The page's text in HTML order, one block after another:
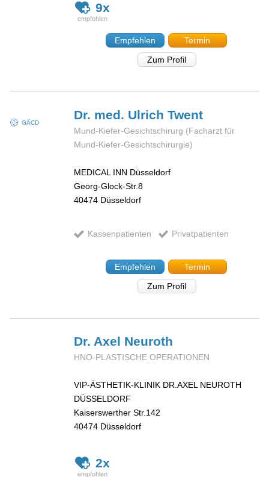
9x
Empfehlen
Termin
Zum Profil
GÄCD
Dr. med. UlrichTwent
Mund-Kiefer-Gesichtschirurg (Facharzt für
Mund-Kiefer-Gesichtschirurgie)
MEDICAL INN Düsseldorf
Georg-Glock-Str.8
40474 Düsseldorf
Kassenpatienten Privatpatienten
Empfehlen
Termin
Zum Profil
Dr. Axel Neuroth
HNO-PLASTISCHE OPERATIONEN
VIP-ÄSTHETIK-KLINIK DR.AXEL NEUROTH
DÜSSELDORF
Kaiserswerther Str.142
40474 Düsseldorf
2x